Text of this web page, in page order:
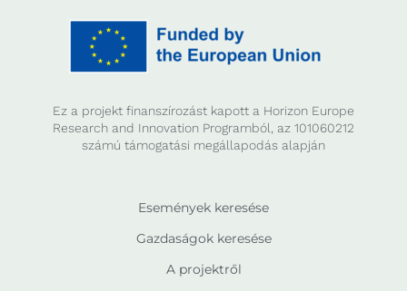
Ez a projekt finanszírozást kapott a Horizon Europe
Research and Innovation Programból, az 101060212
számú támogatási megállapodás alapján
Események keresése
Gazdaságok keresése
A projektről